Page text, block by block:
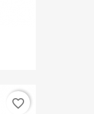
favorite_border